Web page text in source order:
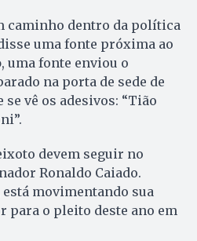
caminho dentro da política
uma fonte próxima ao
, uma fonte enviou o
na porta de sede de
se vê os adesivos: “Tião
devem seguir no
Ronaldo Caiado.
movimentando sua
para o pleito deste ano em